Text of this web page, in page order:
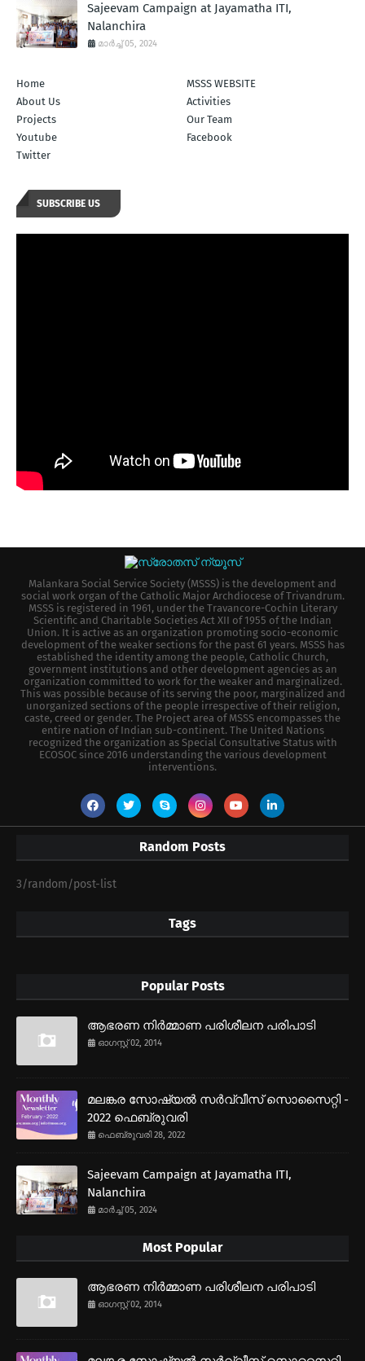
Sajeevam Campaign at Jayamatha ITI,
Nalanchira
മാർച്ച് 05, 2024
Home
MSSS WEBSITE
About Us
Activities
Projects
Our Team
Youtube
Facebook
Twitter
SUBSCRIBE US
Malankara Social Service Society (MSSS) is the development and
social work organ of the Catholic Major Archdiocese of Trivandrum.
MSSS is registered in 1961, under the Travancore-Cochin Literary
Scientific and Charitable Societies Act XII of 1955 of the Indian
Union. It is active as an organization promoting socio-economic
development of the weaker sections for the past 61 years. MSSS has
established the identity among the people, Catholic Church,
government institutions and other development agencies as an
organization committed to work for the weaker and marginalized.
This was possible because of its serving the poor, marginalized and
unorganized sections of the people irrespective of their religion,
caste, creed or gender. The Project area of MSSS encompasses the
entire nation of Indian sub-continent. The United Nations
recognized the organization as Special Consultative Status with
ECOSOC since 2016 understanding the various development
interventions.
Random Posts
3/random/post-list
Tags
Popular Posts
ആഭരണ നിര്‍മ്മാണ പരിശീലന പരിപാടി
ഓഗസ്റ്റ് 02, 2014
മലങ്കര സോഷ്യല്‍ സര്‍വ്വീസ് സൊസൈറ്റി -
2022 ഫെബ്രുവരി
ഫെബ്രുവരി 28, 2022
Sajeevam Campaign at Jayamatha ITI,
Nalanchira
മാർച്ച് 05, 2024
Most Popular
ആഭരണ നിര്‍മ്മാണ പരിശീലന പരിപാടി
ഓഗസ്റ്റ് 02, 2014